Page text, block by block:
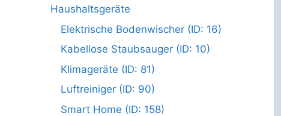
Haushaltsgeräte
Elektrische Bodenwischer (ID: 16)
Kabellose Staubsauger (ID: 10)
Klimageräte (ID: 81)
Luftreiniger (ID: 90)
Smart Home (ID: 158)